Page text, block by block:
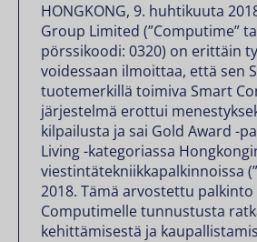
HONGKONG, 9. huhtikuuta
Group Limited (”Computime”
pörssikoodi: 0320) on erittäin
voidessaan ilmoittaa, että sen
tuotemerkillä toimiva Smart
järjestelmä erottui
kilpailusta ja sai Gold Award -
Living -kategoriassa
viestintätekniikkapalkinnoissa
2018. Tämä arvostettu palkinto
Computimelle tunnustusta
kehittämisestä ja